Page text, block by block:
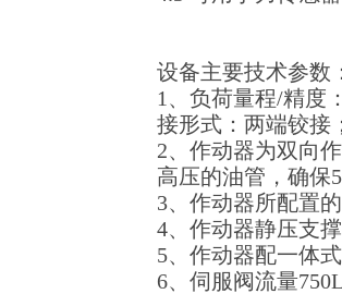
设备主要技术参数
1、负荷量程/精度
接形式：两端铰接
2、作动器为双向
高压的油管，确保
3、作动器所配置
4、作动器静压支
5、作动器配一体
6、伺服阀流量